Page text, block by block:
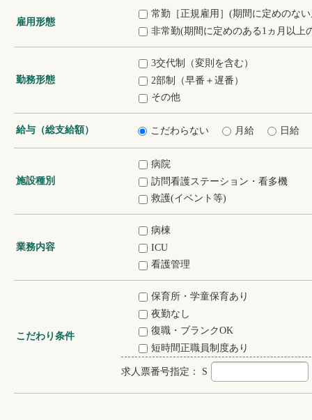
雇用形態
常勤［正規雇用］(期間に定めのな
非常勤(期間に定めのある1ヵ月以上
勤務形態
3交代制（変則を含む）
2部制（早番＋遅番）
その他
給与（総支給額） こだわらない 月給 日給
施設種別
病院
訪問看護ステーション・看多機
救護(イベント等)
業務内容
病棟
ICU
看護管理
こだわり条件
保育所・学童保育あり
夜勤なし
復職・ブランクOK
短時間正職員制度あり
求人票番号指定： S